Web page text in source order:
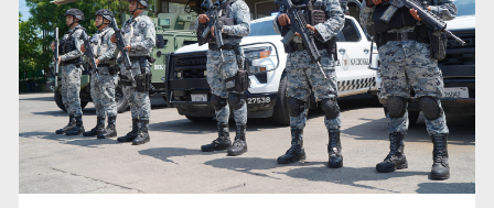
Anuncian comité ciudadano para exigir la liberación de
Ernesto Ruffo